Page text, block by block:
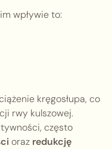
wpływie to:
kręgosłupa, co
rwy kulszowej.
często
oraz redukcję